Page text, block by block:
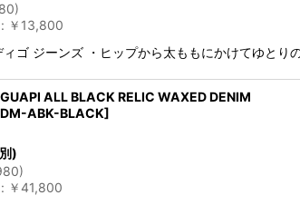
)
: ￥ 13,800
ゴ ジーンズ ・ヒップから太ももにかけてゆと
GUAPI ALL BLACK RELIC WAXED DENIM
ABK-BLACK]
)
)
: ￥41,800